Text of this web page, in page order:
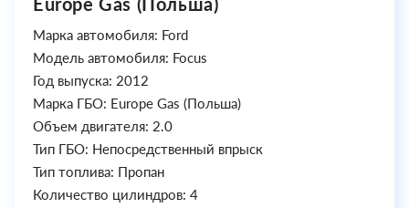
Марка автомобиля: Ford
Модель автомобиля: Focus
Год выпуска: 2012
Марка ГБО: Europe Gas (Польша)
Объем двигателя: 2.0
Тип ГБО: Непосредственный впрыск
Тип топлива: Пропан
Количество цилиндров: 4